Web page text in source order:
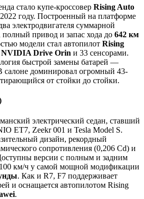
стало купе-кроссовер Rising Auto
году. Построенный на платформе
электродвигателя суммарной
привод и запас хода до 642 км
модели стал автопилот Rising
NVIDIA Drive Orin и 33 сенсорами.
быстрой замены батарей —
салоне доминировал огромный 43-
от стойки до стойки.
электрический седан, ставший
ET7, Zeekr 001 и Tesla Model S.
дизайн, рекордный
сопротивления (0,206 Cd) и
версии с полным и задним
км/ч у самой мощной модификации
. Как и R7, F7 поддерживает
и оснащается автопилотом Rising
.